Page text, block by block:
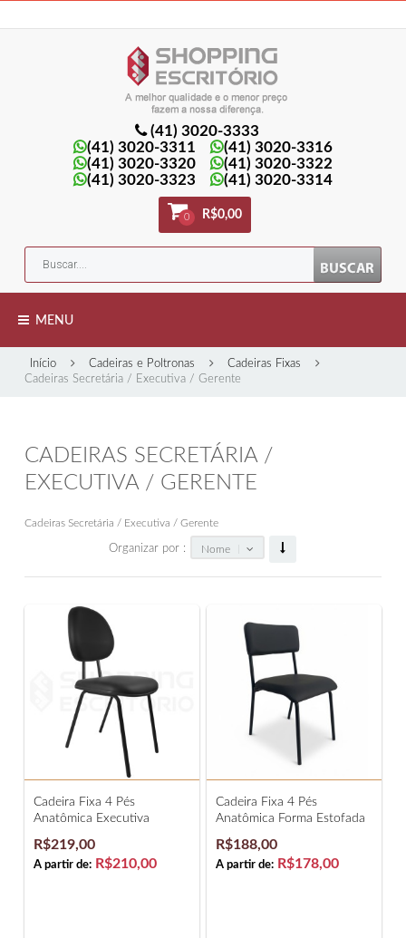
(41) 3020-3333
(41) 3020-3311
(41) 3020-3316
(41) 3020-3320
(41) 3020-3322
(41) 3020-3323
(41) 3020-3314
0 R$0,00
MENU
Início Cadeiras e Poltronas
Cadeiras Fixas
Cadeiras Secretária / Executiva / Gerente
CADEIRAS SECRETÁRIA /
EXECUTIVA / GERENTE
Cadeiras Secretária / Executiva / Gerente
Organizar por : Nome
Cadeira Fixa 4 Pés
Anatômica Executiva
R$219,00
A partir de: R$210,00
Cadeira Fixa 4 Pés
Anatômica Forma Estofada
R$188,00
A partir de: R$178,00